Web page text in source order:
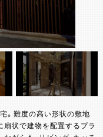
。難度の高い形状の敷地
扇状で建物を配置するプラ